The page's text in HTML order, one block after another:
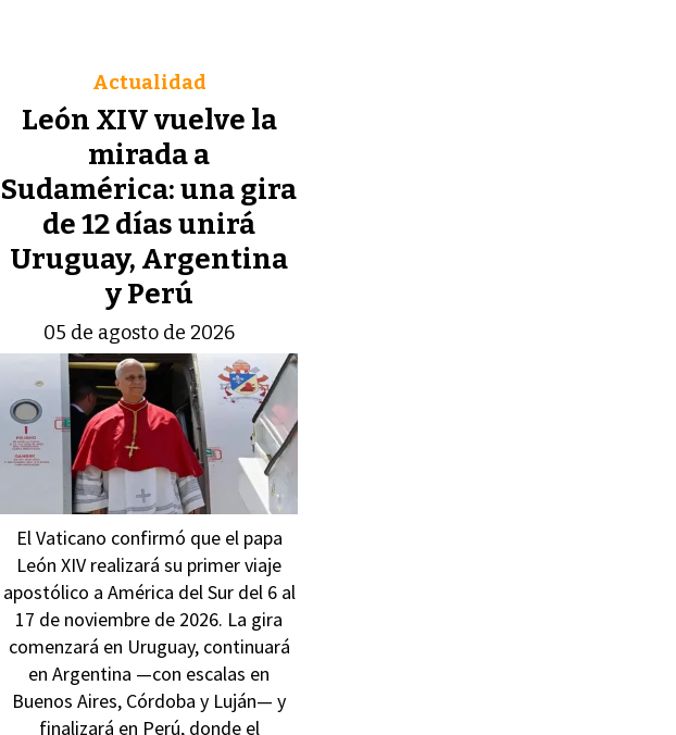
León XIV vuelve la
mirada a
Sudamérica: una gira
de 12 días unirá
Uruguay, Argentina
y Perú
Actualidad
05 de agosto de 2026
El Vaticano confirmó que el papa
León XIV realizará su primer viaje
apostólico a América del Sur del 6 al
17 de noviembre de 2026. La gira
comenzará en Uruguay, continuará
en Argentina —con escalas en
Buenos Aires, Córdoba y Luján— y
finalizará en Perú, donde el